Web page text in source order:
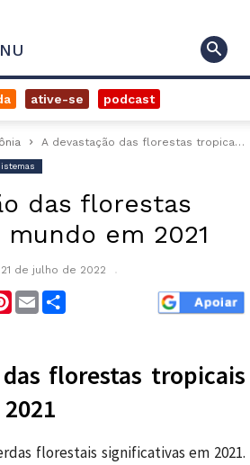
ative-se podcast
A devastação das florestas tropicais no mundo em 2021
das florestas
em 2021
21 de julho de 2022
Pinterest
Email
florestas tropicais
florestais significativas em 2021.